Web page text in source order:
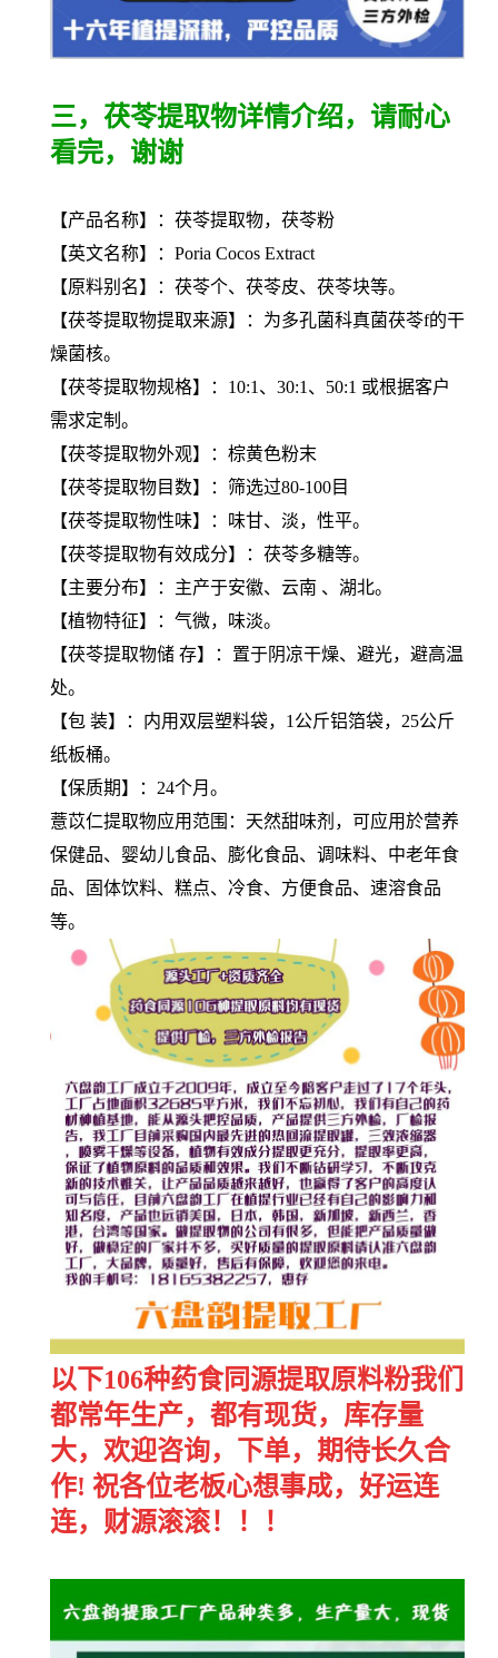
三，茯苓提取物详情介绍，请耐心
看完，谢谢
【产品名称】：茯苓提取物，茯苓粉
【英文名称】：Poria Cocos Extract
【原料别名】：茯苓个、茯苓皮、茯苓块等。
【茯苓提取物提取来源】：为多孔菌科真菌茯苓f的干
燥菌核。
【茯苓提取物规格】：10:1、30:1、50:1 或根据客户
需求定制。
【茯苓提取物外观】：棕黄色粉末
【茯苓提取物目数】：筛选过80-100目
【茯苓提取物性味】：味甘、淡，性平。
【茯苓提取物有效成分】：茯苓多糖等。
【主要分布】：主产于安徽、云南 、湖北。
【植物特征】：气微，味淡。
【茯苓提取物储 存】：置于阴凉干燥、避光，避高温
处。
【包 装】：内用双层塑料袋，1公斤铝箔袋，25公斤
纸板桶。
【保质期】：24个月。
薏苡仁提取物应用范围：天然甜味剂，可应用於营养
保健品、婴幼儿食品、膨化食品、调味料、中老年食
品、固体饮料、糕点、冷食、方便食品、速溶食品
等。
以下106种药食同源提取原料粉我们
都常年生产，都有现货，库存量
大，欢迎咨询，下单，期待长久合
作! 祝各位老板心想事成，好运连
连，财源滚滚！！！